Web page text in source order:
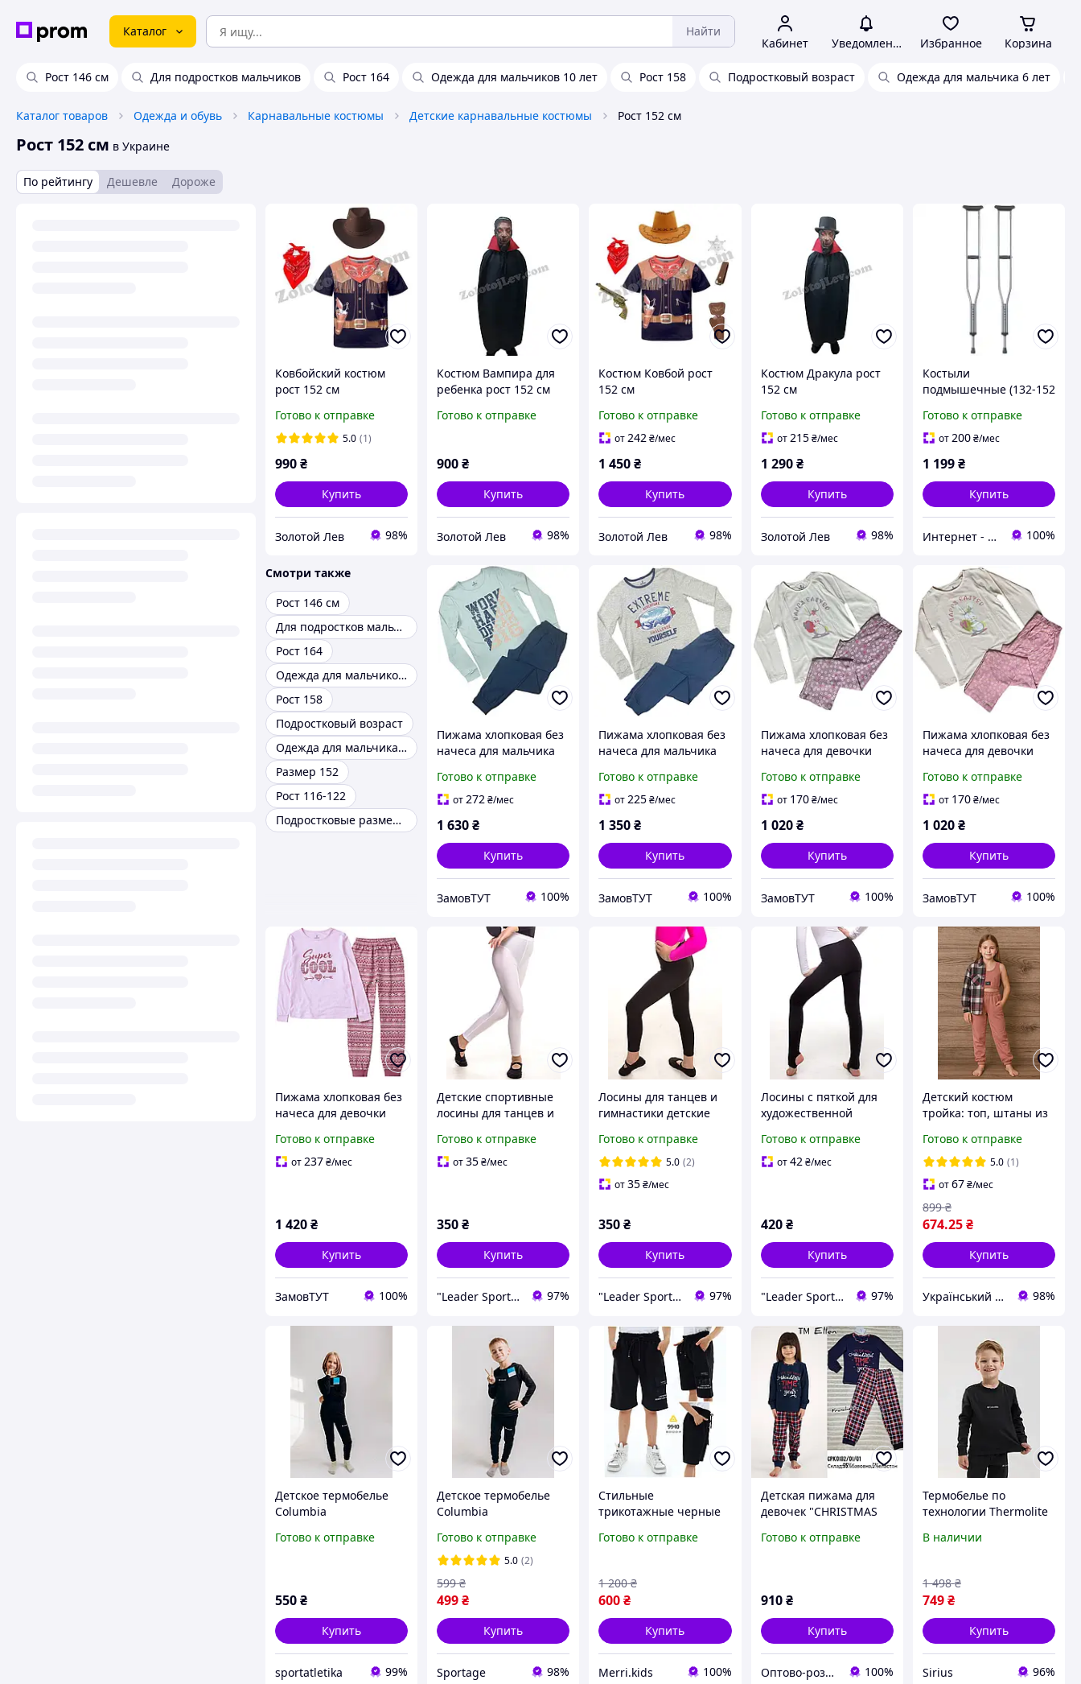
Каталог Найти
Кабинет Уведомления Избранное Корзина
Рост 146 см Для подростков мальчиков Рост 164 Одежда для мальчиков 10 лет Рост 158 Подростковый возраст Одежда для мальчика 6 лет
Каталог товаров Одежда и обувь Карнавальные костюмы Детские карнавальные костюмы Рост 152 см
Рост 152 см в Украине
По рейтингу Дешевле Дороже
Ковбойский костюм
рост 152 см
Готово к отправке
5.0 (1)
990₴
Купить
Золотой Лев 98%
Костюм Вампира для
ребенка рост 152 см
Готово к отправке
900₴
Купить
Золотой Лев 98%
Костюм Ковбой рост
152 см
Готово к отправке
от242₴/мес
1 450₴
Купить
Золотой Лев 98%
Костюм Дракула рост
152 см
Готово к отправке
от215 ₴/мес
1 290 ₴
Купить
Золотой Лев 98%
Костыли
подмышечные (132-152
рост 180-200 см
Готово к отправке
от200₴/мес
1 199₴
Купить
Интернет - магазин 602 100%
Смотри также
Рост 146 см
Для подростков мальчиков
Рост 164
Одежда для мальчиков 10 лет
Рост 158
Подростковый возраст
Одежда для мальчика 6 лет
Размер 152
Рост 116-122
Подростковые размеры
Пижама хлопковая без
начеса для мальчика
(12-13 лет), рост 152-
158 см мятный
Готово к отправке
от272₴/мес
1 630₴
Купить
ЗамовТУТ 100%
Пижама хлопковая без
начеса для мальчика
(12-13 лет), рост 152-
158 см серый меланж
Готово к отправке
от225₴/мес
1 350₴
Купить
ЗамовТУТ 100%
Пижама хлопковая без
начеса для девочки
(12-13 лет), рост 152-
158 см молочный с
Готово к отправке
от 170 ₴/мес
1 020 ₴
Купить
ЗамовТУТ 100%
Пижама хлопковая без
начеса для девочки
(12-13 лет), рост 152-
158 см персиковый
Готово к отправке
от 170₴/мес
1 020₴
Купить
ЗамовТУТ 100%
Пижама хлопковая без
начеса для девочки
(12-13 лет), рост 152-
158 см розовый
Готово к отправке
от 237₴/мес
1 420₴
Купить
ЗамовТУТ 100%
Детские спортивные
лосины для танцев и
бифлекс (рост 104-
152см)
Готово к отправке
от35₴/мес
350₴
Купить
"Leader Sport" - интернет-магазин спортивных товаров 97%
Лосины для танцев и
гимнастики детские
104-152см)
Готово к отправке
5.0 (2)
от35₴/мес
350₴
Купить
"Leader Sport" - интернет-магазин спортивных товаров 97%
Лосины с пяткой для
художественной
детские Черные
трикотаж (рост 104-
Готово к отправке
от42 ₴/мес
420 ₴
Купить
"Leader Sport" - интернет-магазин спортивных товаров 97%
Детский костюм
тройка: топ, штаны из
фланелевая рубашка
рост 128-152 см цвет
бежевый
Готово к отправке
5.0 (1)
от67₴/мес
674.25₴
899 ₴
Купить
Український виробник дитячого одягу "Arisha" 98%
Детское термобелье
Columbia
начесом на зрост 152
Готово к отправке
550₴
Купить
sportatletika 99%
Детское термобелье
Columbia
начесом на зрост 152
см Черный
Готово к отправке
5.0 (2)
499₴
599 ₴
Купить
Sportage 98%
Стильные
трикотажные черные
подростка модные
мальчиков разных
возрастов рост 140-
152см
Готово к отправке
600₴
1 200 ₴
Купить
Merri.kids 100%
Детская пижама для
девочек "CHRISTMAS
152см)
Готово к отправке
910 ₴
Купить
Оптово-розничный интернет магазин "Francheska" 100%
Термобелье по
технологии Thermolite
152 см
В наличии
749₴
1 498 ₴
Купить
Sirius 96%